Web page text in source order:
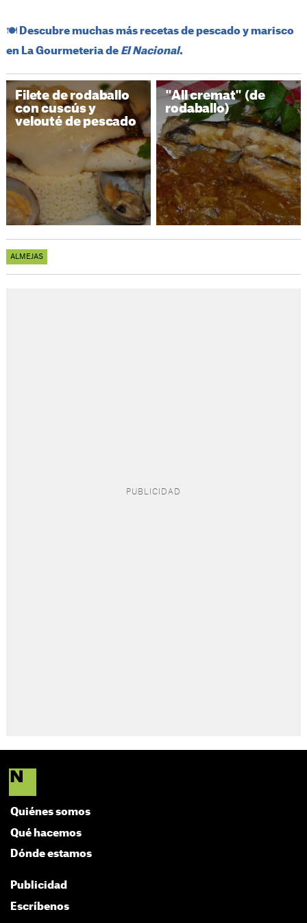
​🍽️​ Descubre muchas más recetas de pescado y marisco
en La Gourmeteria de El Nacional.
Filete de rodaballo
con cuscús y
velouté de pescado
"All cremat" (de
rodaballo)
ALMEJAS
Quiénes somos
Qué hacemos
Dónde estamos
Publicidad
Escríbenos